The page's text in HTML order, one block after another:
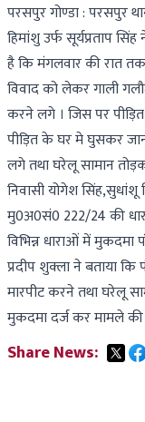
परसपुर गोण्डा : परसपुर
हिमांशु उर्फ सूर्यप्रताप
है कि मंगलवार की रात
विवाद को लेकर गाली
करने लगे । जिस पर
पीड़ित के घर मे घुसकर
लगे तथा घरेलू सामान
निवासी योगेश
मु0अ0सं0 222/24 की
विभिन्न धाराओं में मुकदमा
प्रदीप शुक्ला ने बताया
मारपीट करने तथा घरेलू
मुकदमा दर्ज कर मामले की
Share News: